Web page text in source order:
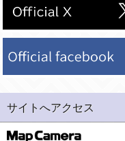
サイトへアクセス